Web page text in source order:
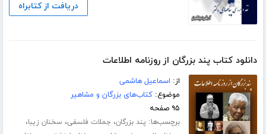
دریافت از کتابراه
دانلود کتاب پند بزرگان از روزنامه اطلاعات
از: اسماعیل هاشمی
موضوع:کتاب‌های بزرگان و مشاهیر
۹۵ صفحه
برچسب‌ها: پند بزرگان، جملات فلسفی، سخنان زیبا،